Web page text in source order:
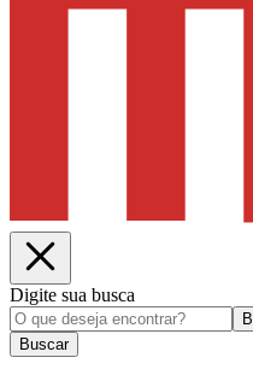
Digite sua busca
Buscar